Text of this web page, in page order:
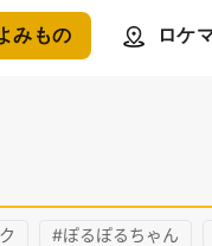
みもの ロケ
#ぽるぽるちゃん